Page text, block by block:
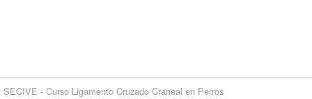
SECIVE - Curso Ligamento Cruzado Craneal en Perros